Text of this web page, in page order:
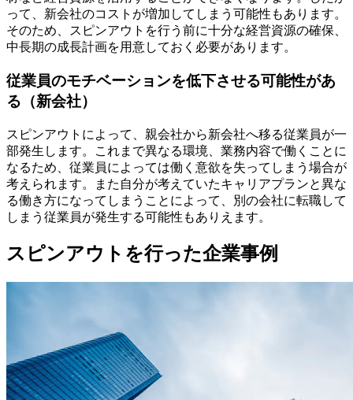
って、新会社のコストが増加してしまう可能性もあります。
そのため、スピンアウトを行う前に十分な経営資源の確保、
中長期の成長計画を用意しておく必要があります。
従業員のモチベーションを低下させる可能性があ
る（新会社）
スピンアウトによって、親会社から新会社へ移る従業員が一
部発生します。これまで異なる環境、業務内容で働くことに
なるため、従業員によっては働く意欲を失ってしまう場合が
考えられます。また自分が考えていたキャリアプランと異な
る働き方になってしまうことによって、別の会社に転職して
しまう従業員が発生する可能性もありえます。
スピンアウトを行った企業事例